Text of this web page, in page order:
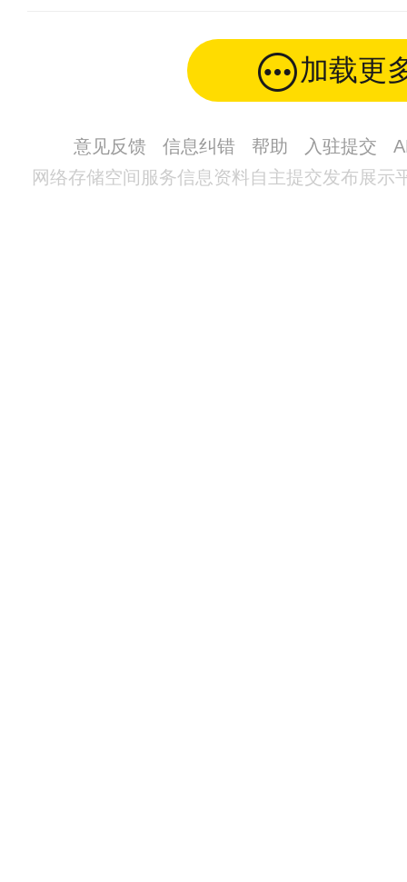
加载更
意见反馈 信息纠错 帮助 入驻提交
网络存储空间服务信息资料自主提交发布展示